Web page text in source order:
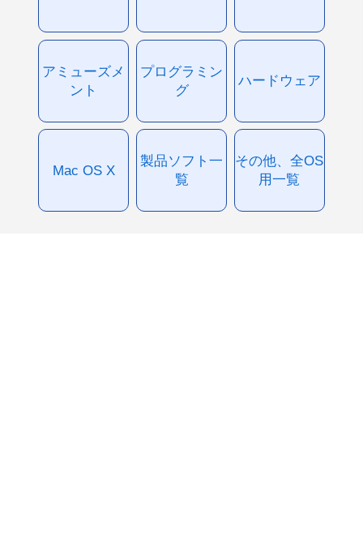
アミューズメ
ント
プログラミン
グ
ハードウェア
Mac OS X
製品ソフト一
覧
その他、全OS
用一覧